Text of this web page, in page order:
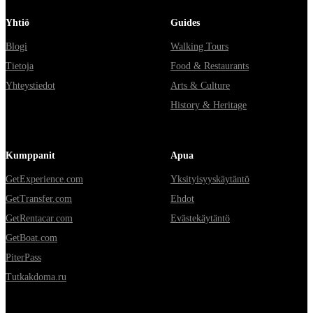
Yhtiö
Blogi
Tietoja
Yhteystiedot
Guides
Walking Tours
Food & Restaurants
Arts & Culture
History & Heritage
Kumppanit
GetExperience.com
GetTransfer.com
GetRentacar.com
GetBoat.com
PiterPass
Tutkakdoma.ru
Apua
Yksityisyyskäytäntö
Ehdot
Evästekäytäntö